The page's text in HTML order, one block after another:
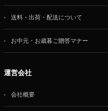
送料・出荷・配送について
お中元・お歳暮ご贈答マナー
運営会社
会社概要